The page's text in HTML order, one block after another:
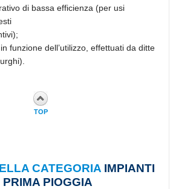
di bassa efficienza (per usi
funzione dell’utilizzo, effettuati da ditte
TOP
CATEGORIA IMPIANTI
PRIMA PIOGGIA